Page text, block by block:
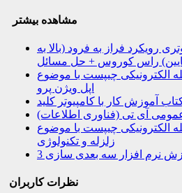
مشاهده بیشتر
رویکرد فراز به فرود (بالا به
راس کوروس + حل مسائل
الکترونیکی چیپست با موضوع
اپل ویژن پرو
کتاب آموزش کار با کامپیوتر کلید
آی تی (فناوری اطلاعات)
الکترونیکی چیپست با موضوع
زلزله و تکنولوژی
نظرات کاربران